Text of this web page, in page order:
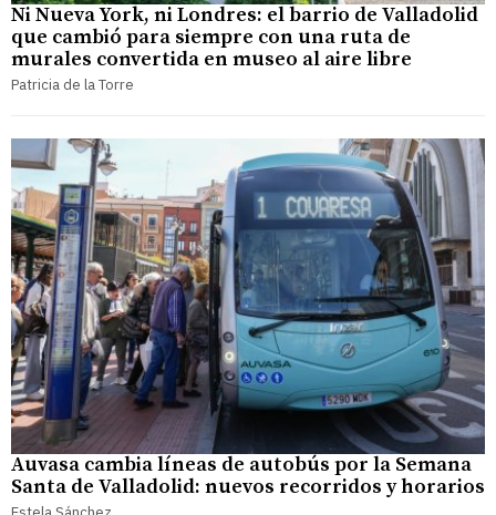
Ni Nueva York, ni Londres: el barrio de Valladolid
que cambió para siempre con una ruta de
murales convertida en museo al aire libre
Patricia de la Torre
Auvasa cambia líneas de autobús por la Semana
Santa de Valladolid: nuevos recorridos y horarios